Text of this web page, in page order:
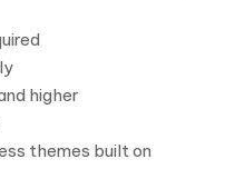
higher
themes built on